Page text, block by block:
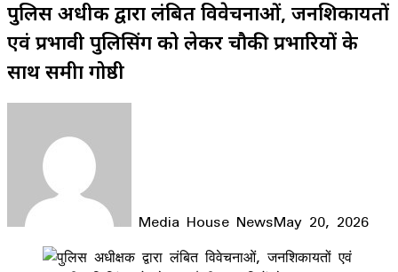
पुलिस अधीक्षक द्वारा लंबित विवेचनाओं, जनशिकायतों
एवं प्रभावी पुलिसिंग को लेकर चौकी प्रभारियों के
साथ समीक्षा गोष्ठी
Media House NewsMay 20, 2026
Facebook
LinkedIn
WhatsApp
Telegram